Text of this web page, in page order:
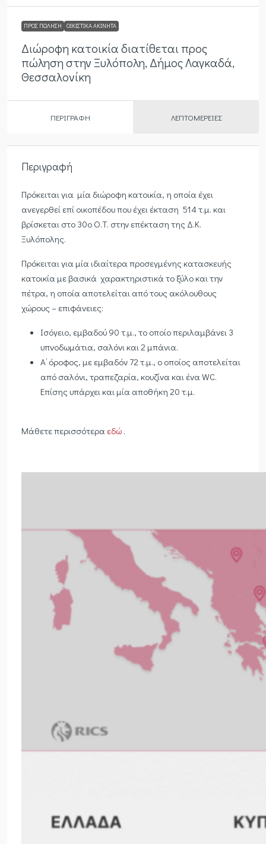
ΠΡΟΣ ΠΏΛΗΣΗ ΟΙΚΙΣΤΙΚΆ ΑΚΊΝΗΤΑ
Διώροφη κατοικία διατίθεται προς
πώληση στην Ξυλόπολη, Δήμος Λαγκαδά,
Θεσσαλονίκη
ΠΕΡΙΓΡΑΦΉ ΛΕΠΤΟΜΈΡΕΙΕΣ
Περιγραφή
Πρόκειται για μία διώροφη κατοικία, η οποία έχει
ανεγερθεί επί οικοπέδου που έχει έκταση 514 τ.μ. και
βρίσκεται στο 30ο Ο.Τ. στην επέκταση της Δ.Κ.
Ξυλόπολης.
Πρόκειται για μία ιδιαίτερα προσεγμένης κατασκευής
κατοικία με βασικά χαρακτηριστικά το ξύλο και την
πέτρα, η οποία αποτελείται από τους ακόλουθους
χώρους – επιφάνειες:
Ισόγειο, εμβαδού 90 τ.μ., το οποίο περιλαμβάνει 3
υπνοδωμάτια, σαλόνι και 2 μπάνια.
Α’ όροφος, με εμβαδόν 72 τ.μ., ο οποίος αποτελείται
από σαλόνι, τραπεζαρία, κουζίνα και ένα WC.
Επίσης υπάρχει και μία αποθήκη 20 τ.μ.
Μάθετε περισσότερα εδώ .